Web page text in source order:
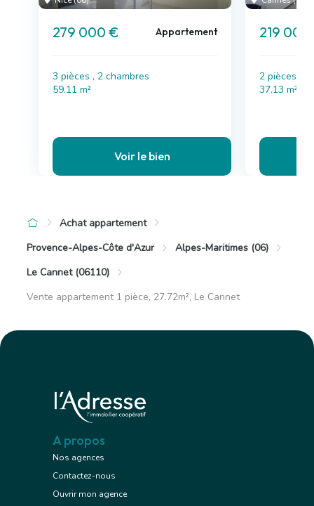
279 000 € Appartement
3 pièces , 2 chambres
59.11 m²
Voir le bien
219
2 pièces , 1
37.13 m²
Achat appartement
Provence-Alpes-Côte d'Azur
Alpes-Maritimes (06)
Le Cannet (06110)
Vente appartement 1 pièce, 27.72m², Le Cannet
A propos
Nos agences
Contactez-nous
Ouvrir mon agence